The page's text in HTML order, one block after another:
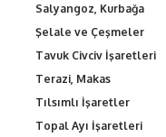
Salyangoz, Kurbağa
Şelale ve Çeşmeler
Tavuk Civciv İşaretleri
Terazi, Makas
Tılsımlı İşaretler
Topal Ayı İşaretleri